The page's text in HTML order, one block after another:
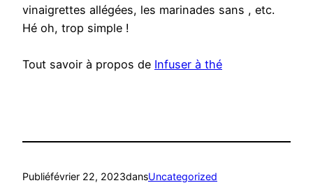
vinaigrettes allégées, les marinades sans , etc.
Hé oh, trop simple !
Tout savoir à propos de Infuser à thé
Publiéfévrier 22, 2023dansUncategorized